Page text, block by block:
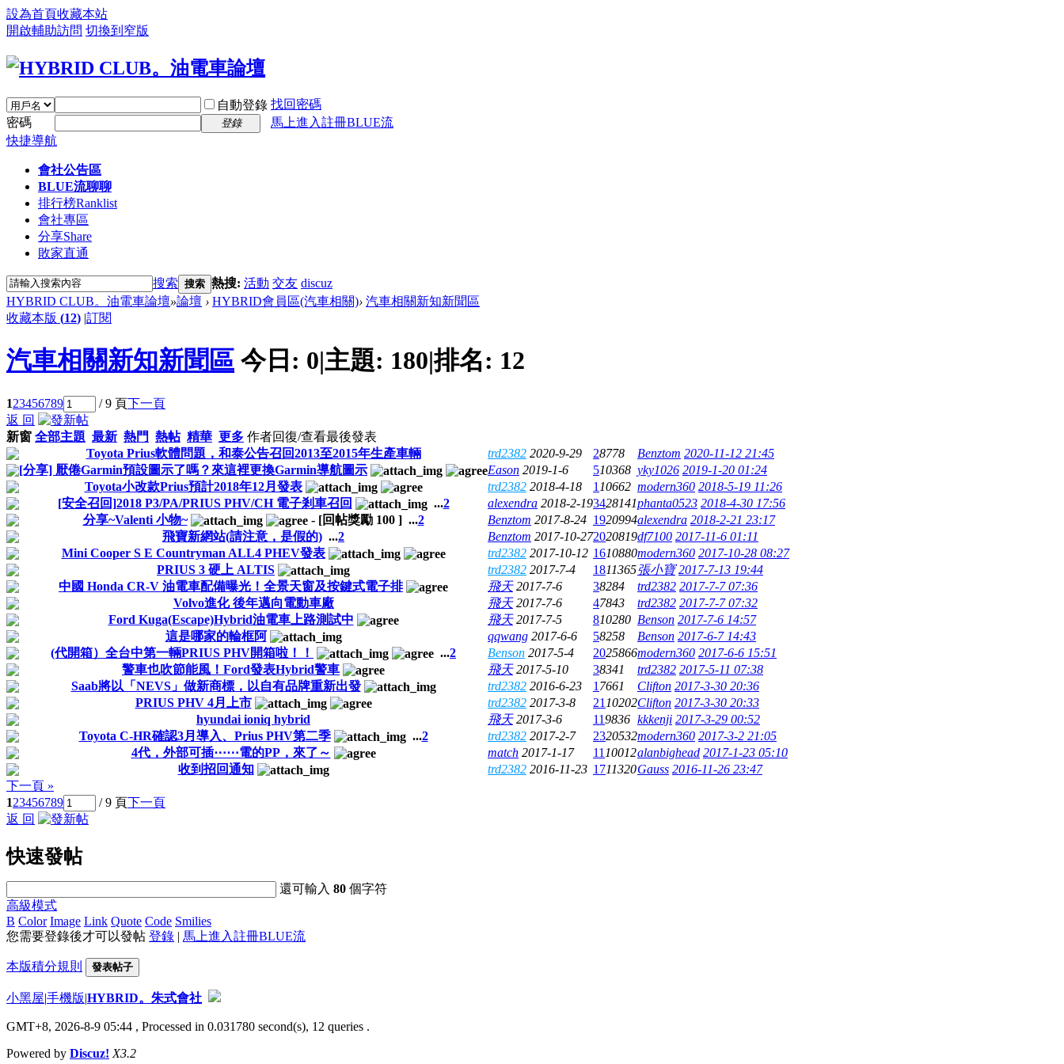
設為首頁收藏本站
開啟輔助訪問 切換到窄版
自動登錄 找回密碼
密碼
登錄
馬上進入註冊BLUE流
快捷導航
會社公告區
BLUE流聊聊
排行榜Ranklist
會社專區
分享Share
敗家直通
搜索 搜索 熱搜: 活動 交友 discuz
HYBRID CLUB。油電車論壇»論壇 › HYBRID會員區(汽車相關)› 汽車相關新知新聞區
收藏本版 (12) |訂閱
汽車相關新知新聞區 今日: 0|主題: 180|排名: 12
123456789 / 9 頁下一頁
返 回
新窗 全部主題 最新 熱門 熱帖 精華 更多 作者回復/查看最後發表
Toyota Prius軟體問題，和泰公告召回2013至2015年生產車輛
trd2382 2020-9-29 28778 Benztom 2020-11-12 21:45
[分享] 厭倦Garmin預設圖示了嗎？來這裡更換Garmin導航圖示
Eason 2019-1-6 510368 yky1026 2019-1-20 01:24
Toyota小改款Prius預計2018年12月發表
trd2382 2018-4-18 1 10662 modern360 2018-5-19 11:26
[安全召回]2018 P3/PA/PRIUS PHV/CH 電子剎車召回
...2 alexendra 2018-2-193428141phanta0523 2018-4-30 17:56
分享~Valenti 小物~
- [回帖獎勵 100] ...2 Benztom 2017-8-24 1920994alexendra 2018-2-21 23:17
飛寶新網站(請注意，是假的) ...2 Benztom 2017-10-272020819df7100 2017-11-6 01:11
Mini Cooper S E Countryman ALL4 PHEV發表
trd2382 2017-10-12 1610880modern360 2017-10-28 08:27
PRIUS 3 硬上 ALTIS
trd2382 2017-7-4 1811365張小寶 2017-7-13 19:44
中國 Honda CR-V 油電車配備曝光！全景天窗及按鍵式電子排
飛天 2017-7-6 38284 trd2382 2017-7-7 07:36
Volvo進化 後年邁向電動車廠
飛天 2017-7-6 47843 trd2382 2017-7-7 07:32
Ford Kuga(Escape)Hybrid油電車上路測試中
飛天 2017-7-5 810280 Benson 2017-7-6 14:57
這是哪家的輪框阿
qqwang 2017-6-6 58258 Benson 2017-6-7 14:43
(代開箱）全台中第一輛PRIUS PHV開箱啦！！
...2 Benson 2017-5-4 2025866modern360 2017-6-6 15:51
警車也吹節能風！Ford發表Hybrid警車
飛天 2017-5-10 38341 trd2382 2017-5-11 07:38
Saab將以「NEVS」做新商標，以自有品牌重新出發
trd2382 2016-6-23 1 7661 Clifton 2017-3-30 20:36
PRIUS PHV 4月上市
trd2382 2017-3-8 21 10202Clifton 2017-3-30 20:33
hyundai ioniq hybrid
飛天 2017-3-6 119836 kkkenji 2017-3-29 00:52
Toyota C-HR確認3月導入、Prius PHV第二季
...2 trd2382 2017-2-7 2320532modern360 2017-3-2 21:05
4代，外部可插⋯⋯電的PP，來了～
match 2017-1-17 11 10012alanbighead 2017-1-23 05:10
收到招回通知
trd2382 2016-11-23 1711320Gauss 2016-11-26 23:47
下一頁 »
123456789 / 9 頁下一頁
返 回
快速發帖
還可輸入80 個字符
高級模式
B Color Image Link Quote Code Smilies
您需要登錄後才可以發帖 登錄 | 馬上進入註冊BLUE流
本版積分規則 發表帖子
小黑屋|手機版|HYBRID。朱式會社
GMT+8, 2026-8-9 05:44 , Processed in 0.031780 second(s), 12 queries .
Powered by Discuz! X3.2